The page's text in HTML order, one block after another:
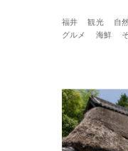
福井 観光 自
グルメ
海鮮